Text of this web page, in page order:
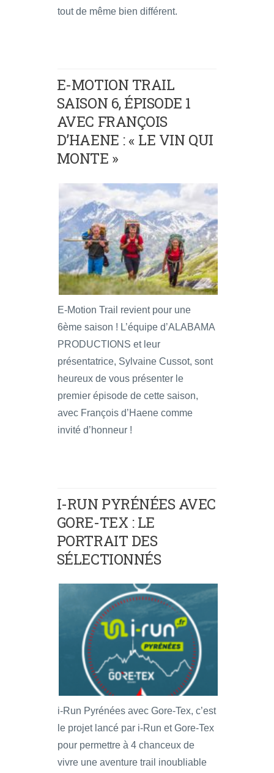
tout de même bien différent.
E-MOTION TRAIL
SAISON 6, ÉPISODE 1
AVEC FRANÇOIS
D’HAENE : « LE VIN QUI
MONTE »
E-Motion Trail revient pour une
6ème saison ! L’équipe d’ALABAMA
PRODUCTIONS et leur
présentatrice, Sylvaine Cussot, sont
heureux de vous présenter le
premier épisode de cette saison,
avec François d’Haene comme
invité d’honneur !
I-RUN PYRÉNÉES AVEC
GORE-TEX : LE
PORTRAIT DES
SÉLECTIONNÉS
i-Run Pyrénées avec Gore-Tex, c’est
le projet lancé par i-Run et Gore-Tex
pour permettre à 4 chanceux de
vivre une aventure trail inoubliable